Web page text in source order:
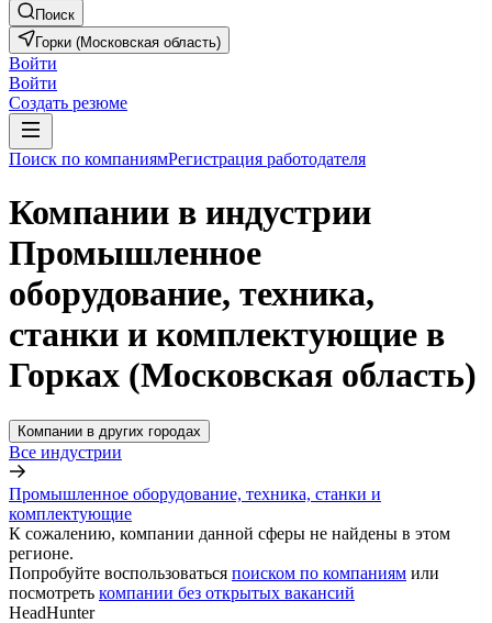
Поиск
Горки (Московская область)
Войти
Войти
Создать резюме
Поиск по компаниямРегистрация работодателя
Компании в индустрии
Промышленное
оборудование, техника,
станки и комплектующие в
Горках (Московская область)
Компании в других городах
Все индустрии
Промышленное оборудование, техника, станки и
комплектующие
К сожалению, компании данной сферы не найдены в этом
регионе.
Попробуйте воспользоваться поиском по компаниям или
посмотреть компании без открытых вакансий
HeadHunter